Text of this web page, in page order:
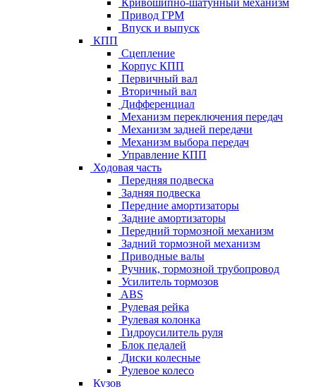
Кривошипно-шатунный механизм
Привод ГРМ
Впуск и выпуск
КПП
Сцепление
Корпус КПП
Первичный вал
Вторичный вал
Дифференциал
Механизм переключения передач
Механизм задней передачи
Механизм выбора передач
Управление КПП
Ходовая часть
Передняя подвеска
Задняя подвеска
Передние амортизаторы
Задние амортизаторы
Передний тормозной механизм
Задний тормозной механизм
Приводные валы
Ручник, тормозной трубопровод
Усилитель тормозов
ABS
Рулевая рейка
Рулевая колонка
Гидроусилитель руля
Блок педалей
Диски колесные
Рулевое колесо
Кузов